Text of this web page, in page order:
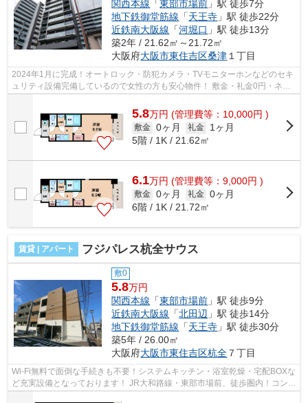
関西本線 「東部市場前 」駅 徒歩7分
地下鉄御堂筋線 「天王寺 」駅 徒歩22分
近鉄南大阪線 「河堀口 」駅 徒歩13分
築2年 / 21.62㎡～21.72㎡
大阪府大阪市東住吉区桑津 １丁目
2024年1月に完成！オートロック・防犯カメラ・TVモニターホンなどのセキ
ュリティ設備完備しているので女性の方も安心物件！ 敷金・礼金0円・ネッ
ト無料、初期費用抑えたい方にもオス...
5.8万円 (管理費等：10,000円 )
敷金 0ヶ月 礼金
1ヶ月
5階 / 1K / 21.62㎡
6.1万円 (管理費等：9,000円 )
敷金 0ヶ月 礼金 0ヶ月
6階 / 1K / 21.72㎡
賃貸 | アパート フジパレス杭全サウス
敷0
5.8万円
関西本線 「東部市場前 」駅 徒歩9分
近鉄南大阪線 「北田辺 」駅 徒歩14分
地下鉄御堂筋線 「天王寺 」駅 徒歩30分
築5年 / 26.00㎡
大阪府大阪市東住吉区杭全 ７丁目
Wi-Fi無料で面倒な手続きも不要！システムキッチン・浴室乾燥・宅配BOXな
ど充実設備となっております！ JR大和路線・東部市場前、徒歩圏内！コンビ
ニ・スーパーなど近く徒歩圏内です...